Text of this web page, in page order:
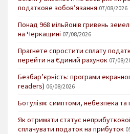
податкове зобов’язання 07/08/2026
Понад 968 мільйонів гривень
на Черкащині 07/08/2026
Прагнете спростити сплату
перейти на Єдиний рахунок 07/08/
Безбар’єрність: програми
readers) 06/08/2026
Ботулізм: симптоми, небезпека та
Як отримати статус неприбуткової
сплачувати податок на прибуток